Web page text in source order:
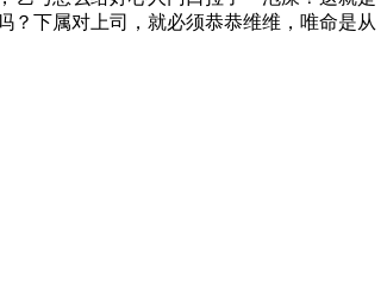
？下属对上司，就必须恭恭维维，唯命是从